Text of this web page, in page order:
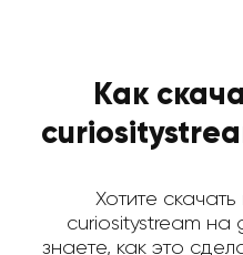
Как
Хотите
curiositystream на
знаете, как это